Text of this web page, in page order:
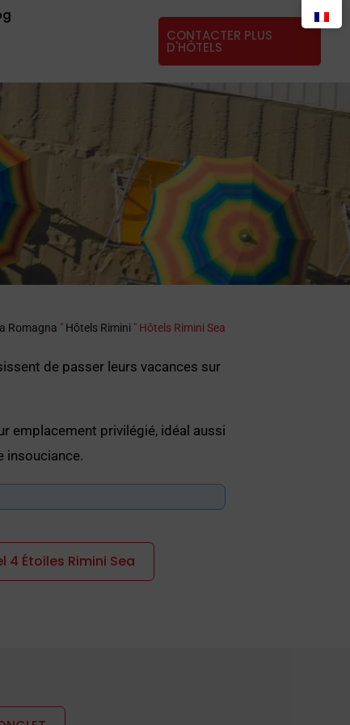
CONTACTER PLUS
D'HÔTELS
Romagna " Hôtels Rimini " Hôtels Rimini Sea
de passer leurs vacances sur
emplacement privilégié, idéal aussi
insouciance.
de maillots de bain et, en
des tendances et des cultures,
4 Étoiles Rimini Sea